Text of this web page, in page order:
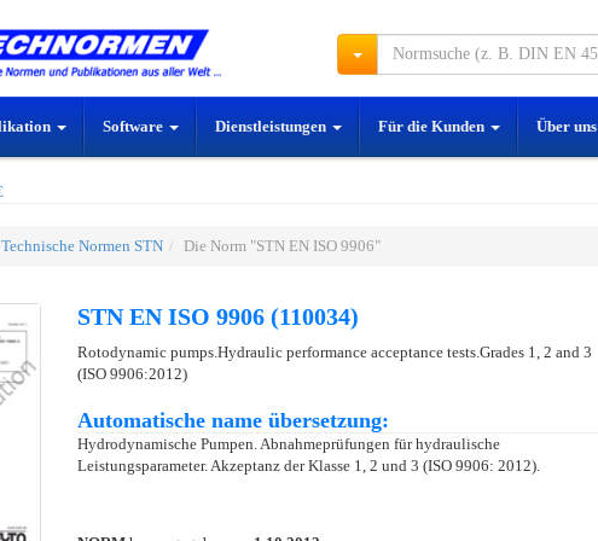
Software Dienstleistungen Für die Kunden Über uns
Technische Normen STN Die Norm "STN EN ISO 9906"
STN EN ISO 9906 (110034)
Rotodynamic pumps.Hydraulic performance acceptance tests.Grades 1, 2 and 3
(ISO 9906:2012)
Automatische name übersetzung:
Hydrodynamische Pumpen. Abnahmeprüfungen für hydraulische
Leistungsparameter. Akzeptanz der Klasse 1, 2 und 3 (ISO 9906: 2012).